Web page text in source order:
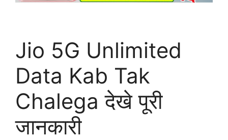
Jio 5G Unlimited
Data Kab Tak
Chalega देखे पूरी
जानकारी